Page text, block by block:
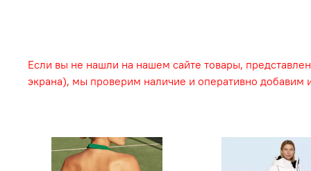
Если вы не нашли на нашем сайте товары,
экрана), мы проверим наличие и оперативно добавим